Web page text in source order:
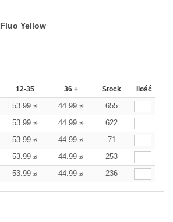
Fluo Yellow
12-35 36 + Stock Ilość
53.99 zł 44.99 zł
655
53.99 zł 44.99 zł
622
53.99 zł 44.99 zł
71
53.99 zł 44.99 zł
253
53.99 zł 44.99 zł 236